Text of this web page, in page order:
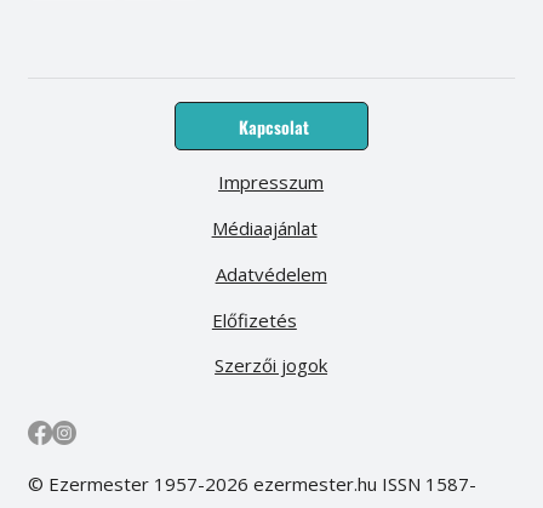
Kapcsolat
Médiaajánlat
Előfizetés
Impresszum
Adatvédelem
Szerzői jogok
© Ezermester 1957-2026 ezermester.hu ISSN 1587-